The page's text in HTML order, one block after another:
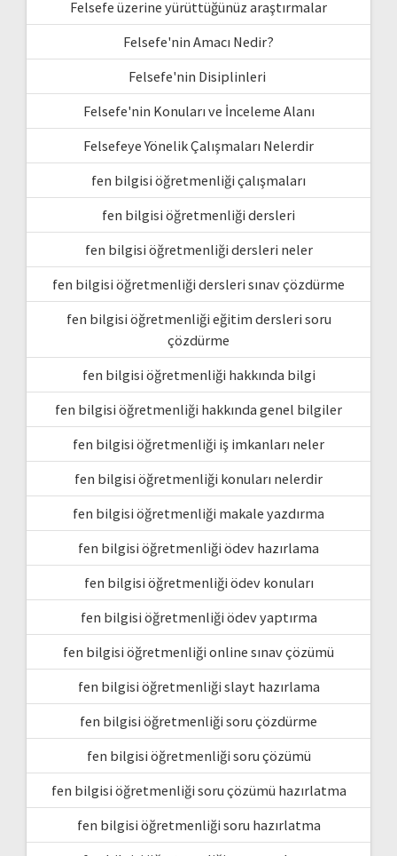
Felsefe üzerine yürüttüğünüz araştırmalar
Felsefe'nin Amacı Nedir?
Felsefe'nin Disiplinleri
Felsefe'nin Konuları ve İnceleme Alanı
Felsefeye Yönelik Çalışmaları Nelerdir
fen bilgisi öğretmenliği çalışmaları
fen bilgisi öğretmenliği dersleri
fen bilgisi öğretmenliği dersleri neler
fen bilgisi öğretmenliği dersleri sınav çözdürme
fen bilgisi öğretmenliği eğitim dersleri soru
çözdürme
fen bilgisi öğretmenliği hakkında bilgi
fen bilgisi öğretmenliği hakkında genel bilgiler
fen bilgisi öğretmenliği iş imkanları neler
fen bilgisi öğretmenliği konuları nelerdir
fen bilgisi öğretmenliği makale yazdırma
fen bilgisi öğretmenliği ödev hazırlama
fen bilgisi öğretmenliği ödev konuları
fen bilgisi öğretmenliği ödev yaptırma
fen bilgisi öğretmenliği online sınav çözümü
fen bilgisi öğretmenliği slayt hazırlama
fen bilgisi öğretmenliği soru çözdürme
fen bilgisi öğretmenliği soru çözümü
fen bilgisi öğretmenliği soru çözümü hazırlatma
fen bilgisi öğretmenliği soru hazırlatma